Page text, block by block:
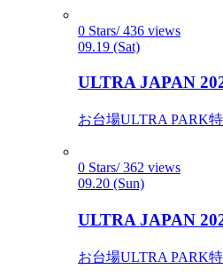
0 Stars/ 436 views
09.19 (Sat)
ULTRA JAPAN
お台場ULTRA PARK
0 Stars/ 362 views
09.20 (Sun)
ULTRA JAPAN
お台場ULTRA PARK